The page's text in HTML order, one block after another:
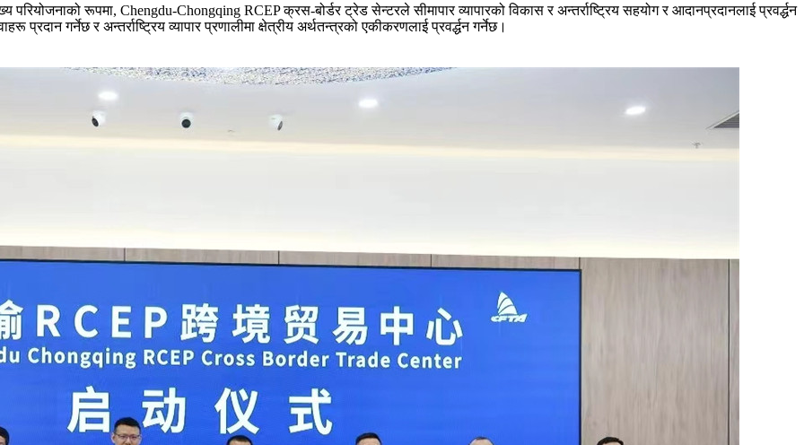
रूपमा, Chengdu-Chongqing RCEP क्रस-बोर्डर ट्रेड सेन्टरले सीमापार व्यापारको विकास र अन्तर्राष्ट्रिय सहयोग र आदानप्रदानलाई प्रवर्द्धन
गर्नेछ र अन्तर्राष्ट्रिय व्यापार प्रणालीमा क्षेत्रीय अर्थतन्त्रको एकीकरणलाई प्रवर्द्धन गर्नेछ।